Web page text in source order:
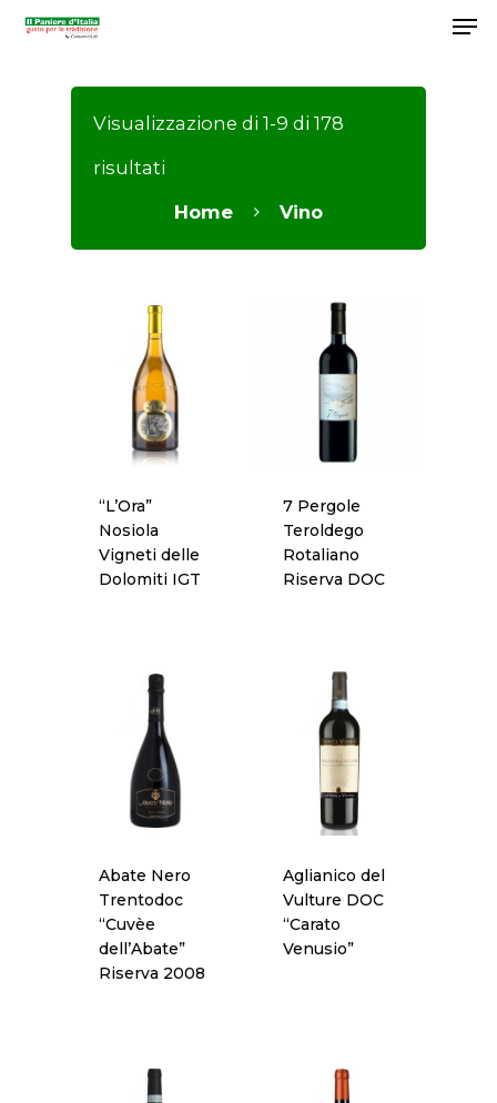
Visualizzazione di 1-9 di 178
risultati
Home
Vino
“L’Ora”
Nosiola
Vigneti delle
Dolomiti IGT
7 Pergole
Teroldego
Rotaliano
Riserva DOC
Abate Nero
Trentodoc
“Cuvèe
dell’Abate”
Riserva 2008
Aglianico del
Vulture DOC
“Carato
Venusio”